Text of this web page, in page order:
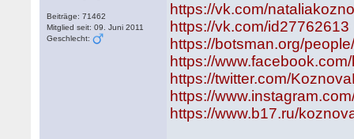
Beiträge: 71462
Mitglied seit: 09. Juni 2011
Geschlecht:
https://vk.com/
https://vk.com/id27762613
https://botsman.org/
https://
https://twitter.com/
https://
https://www.b17.ru/